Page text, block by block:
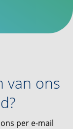
van ons
per e-mail